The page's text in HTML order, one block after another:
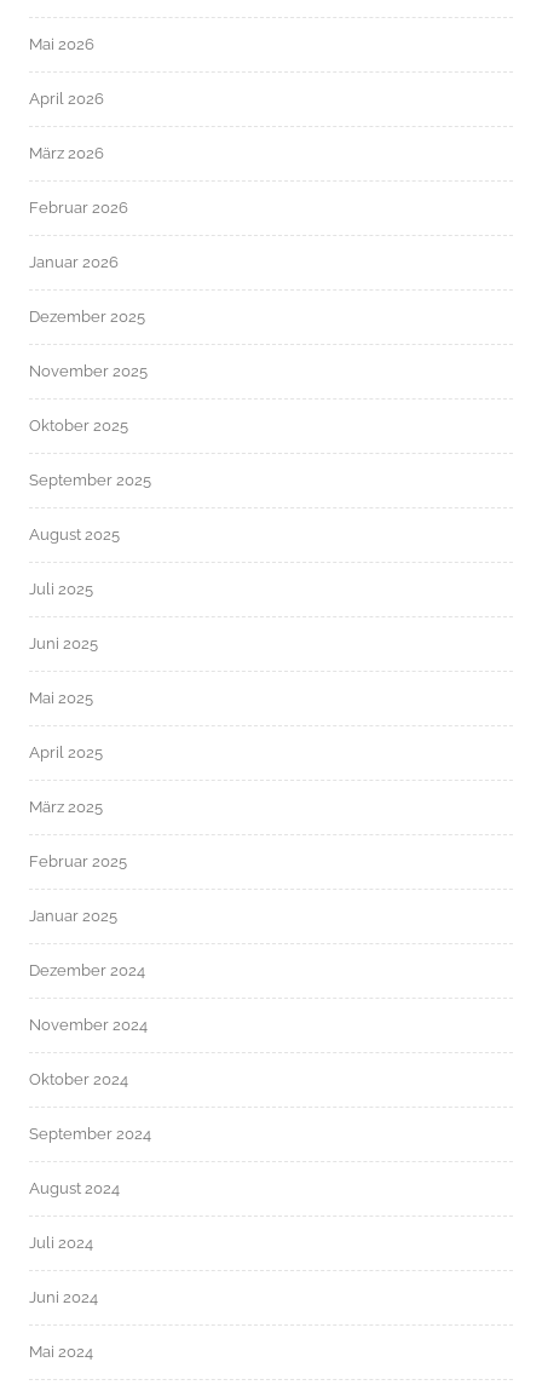
Mai 2026
April 2026
März 2026
Februar 2026
Januar 2026
Dezember 2025
November 2025
Oktober 2025
September 2025
August 2025
Juli 2025
Juni 2025
Mai 2025
April 2025
März 2025
Februar 2025
Januar 2025
Dezember 2024
November 2024
Oktober 2024
September 2024
August 2024
Juli 2024
Juni 2024
Mai 2024